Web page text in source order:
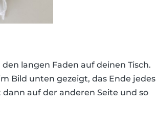
langen Faden auf deinen Tisch.
Bild unten gezeigt, das Ende jedes
auf der anderen Seite und so